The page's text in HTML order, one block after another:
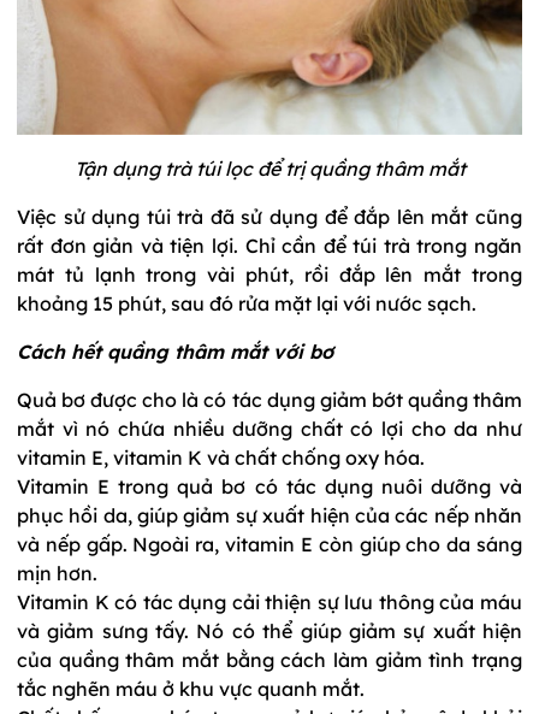
Tận dụng trà túi lọc để trị quầng thâm mắt
Việc sử dụng túi trà đã sử dụng để đắp lên mắt cũng
rất đơn giản và tiện lợi. Chỉ cần để túi trà trong ngăn
mát tủ lạnh trong vài phút, rồi đắp lên mắt trong
khoảng 15 phút, sau đó rửa mặt lại với nước sạch.
Cách hết quầng thâm mắt với bơ
Quả bơ được cho là có tác dụng giảm bớt quầng thâm
mắt vì nó chứa nhiều dưỡng chất có lợi cho da như
vitamin E, vitamin K và chất chống oxy hóa.
Vitamin E trong quả bơ có tác dụng nuôi dưỡng và
phục hồi da, giúp giảm sự xuất hiện của các nếp nhăn
và nếp gấp. Ngoài ra, vitamin E còn giúp cho da sáng
mịn hơn.
Vitamin K có tác dụng cải thiện sự lưu thông của máu
và giảm sưng tấy. Nó có thể giúp giảm sự xuất hiện
của quầng thâm mắt bằng cách làm giảm tình trạng
tắc nghẽn máu ở khu vực quanh mắt.